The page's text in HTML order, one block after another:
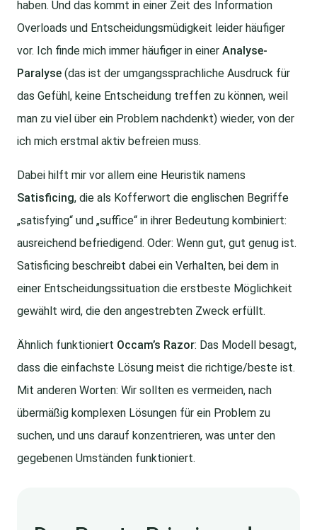
haben. Und das kommt in einer Zeit des Information
Overloads und Entscheidungsmüdigkeit leider häufiger
vor. Ich finde mich immer häufiger in einer Analyse-
Paralyse (das ist der umgangssprachliche Ausdruck für
das Gefühl, keine Entscheidung treffen zu können, weil
man zu viel über ein Problem nachdenkt) wieder, von der
ich mich erstmal aktiv befreien muss.
Dabei hilft mir vor allem eine Heuristik namens
Satisficing, die als Kofferwort die englischen Begriffe
„satisfying“ und „suffice“ in ihrer Bedeutung kombiniert:
ausreichend befriedigend. Oder: Wenn gut, gut genug ist.
Satisficing beschreibt dabei ein Verhalten, bei dem in
einer Entscheidungssituation die erstbeste Möglichkeit
gewählt wird, die den angestrebten Zweck erfüllt.
Ähnlich funktioniert Occam’s Razor: Das Modell besagt,
dass die einfachste Lösung meist die richtige/beste ist.
Mit anderen Worten: Wir sollten es vermeiden, nach
übermäßig komplexen Lösungen für ein Problem zu
suchen, und uns darauf konzentrieren, was unter den
gegebenen Umständen funktioniert.